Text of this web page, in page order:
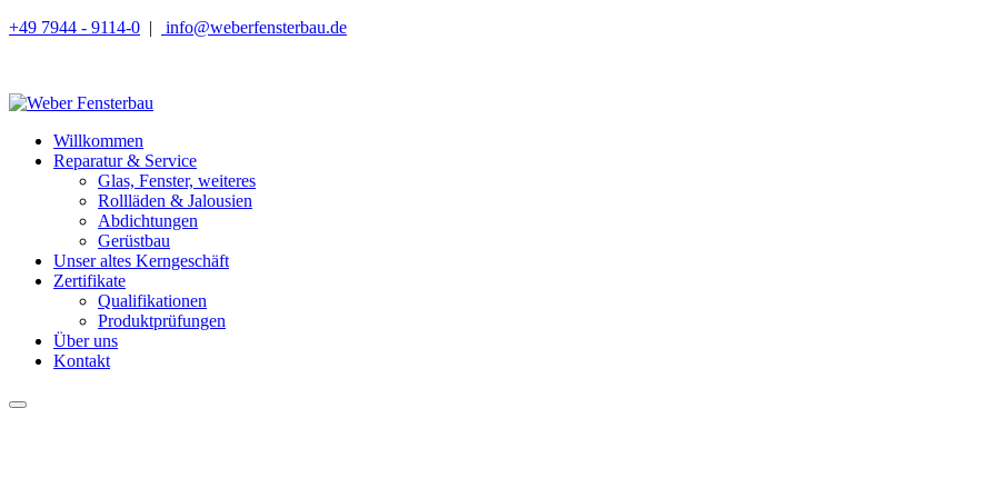
+49 7944 - 9114-0 |
info@weberfensterbau.de
Willkommen
Reparatur & Service
Glas, Fenster, weiteres
Rollläden & Jalousien
Abdichtungen
Gerüstbau
Unser altes Kerngeschäft
Zertifikate
Qualifikationen
Produktprüfungen
Über uns
Kontakt